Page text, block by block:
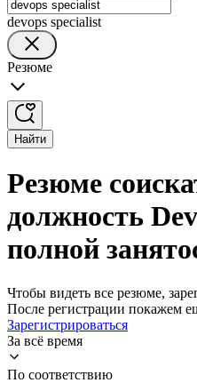
devops specialist
Резюме
Найти
Резюме
должность
полной
Чтобы видеть все резюме,
После регистрации покажем
Зарегистрироваться
За всё время
По соответствию